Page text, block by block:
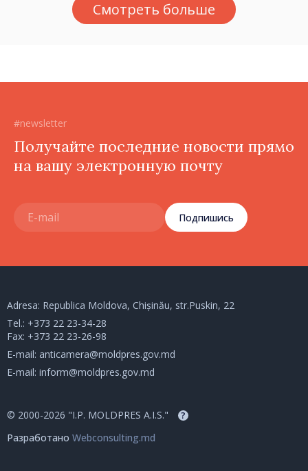
Смотреть больше
#newsletter
Получайте последние новости прямо
на вашу электронную почту
Подпишись
Adresa: Republica Moldova, Chișinău, str.Puskin, 22
Tel.: +373 22 23-34-28
Fax: +373 22 23-26-98
E-mail: anticamera@moldpres.gov.md
E-mail: inform@moldpres.gov.md
© 2000-2026 "I.P. MOLDPRES A.I.S." ?
Разработано Webconsulting.md